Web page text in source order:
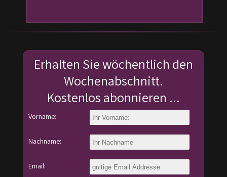
Erhalten Sie wöchentlich den
Wochenabschnitt.
Kostenlos abonnieren ...
Vorname:
Nachname:
Email: